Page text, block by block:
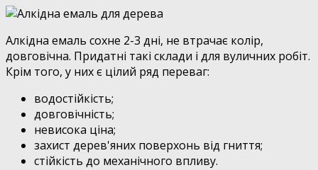
Алкідна емаль сохне 2-3 дні, не втрачає колір,
довговічна. Придатні такі склади і для вуличних робіт.
Крім того, у них є цілий ряд переваг:
водостійкість;
довговічність;
невисока ціна;
захист дерев'яних поверхонь від гниття;
стійкість до механічного впливу.